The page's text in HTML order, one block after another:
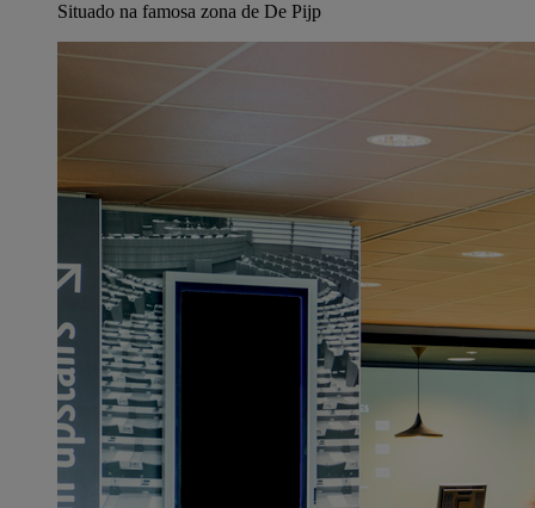
Situado na famosa zona de De Pijp